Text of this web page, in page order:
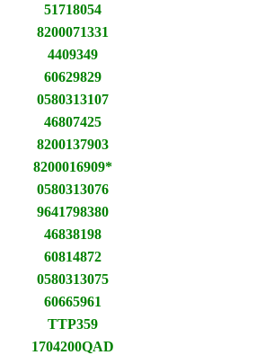
51718054
8200071331
4409349
60629829
0580313107
46807425
8200137903
8200016909*
0580313076
9641798380
46838198
60814872
0580313075
60665961
TTP359
1704200QAD